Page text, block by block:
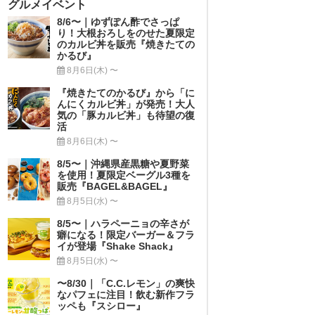
グルメイベント
8/6〜｜ゆずぽん酢でさっぱ
り！大根おろしをのせた夏限定
のカルビ丼を販売『焼きたての
かるび』
8月6日(木) 〜
『焼きたてのかるび』から「に
んにくカルビ丼」が発売！大人
気の「豚カルビ丼」も待望の復
活
8月6日(木) 〜
8/5〜｜沖縄県産黒糖や夏野菜
を使用！夏限定ベーグル3種を
販売『BAGEL&BAGEL』
8月5日(水) 〜
8/5〜｜ハラペーニョの辛さが
癖になる！限定バーガー＆フラ
イが登場『Shake Shack』
8月5日(水) 〜
〜8/30｜「C.C.レモン」の爽快
なパフェに注目！飲む新作フラ
ッペも『スシロー』